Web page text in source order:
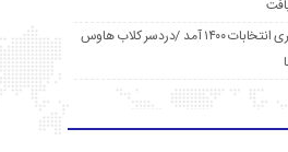
مردِ خاکستری انتخابات ۱۴۰۰ آمد /دردسر کلاب هاوس